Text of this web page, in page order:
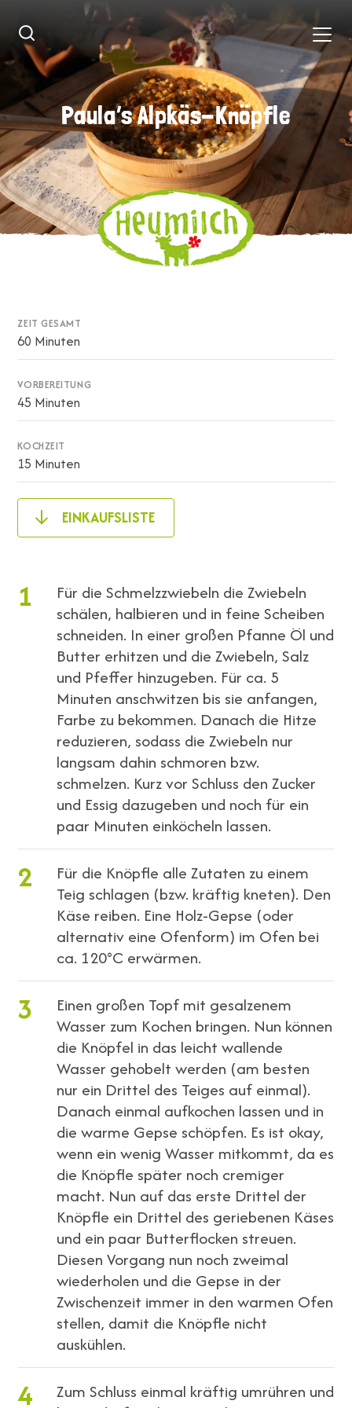
Paula’s Alpkäs-Knöpfle
Paula’s Alpkäs-Knöpfle
ZEIT GESAMT
60 Minuten
VORBEREITUNG
45 Minuten
KOCHZEIT
15 Minuten
EINKAUFSLISTE
1
Für die Schmelzzwiebeln die Zwiebeln
schälen, halbieren und in feine Scheiben
schneiden. In einer großen Pfanne Öl und
Butter erhitzen und die Zwiebeln, Salz
und Pfeffer hinzugeben. Für ca. 5
Minuten anschwitzen bis sie anfangen,
Farbe zu bekommen. Danach die Hitze
reduzieren, sodass die Zwiebeln nur
langsam dahin schmoren bzw.
schmelzen. Kurz vor Schluss den Zucker
und Essig dazugeben und noch für ein
paar Minuten einköcheln lassen.
2
Für die Knöpfle alle Zutaten zu einem
Teig schlagen (bzw. kräftig kneten). Den
Käse reiben. Eine Holz-Gepse (oder
alternativ eine Ofenform) im Ofen bei
ca. 120°C erwärmen.
3
Einen großen Topf mit gesalzenem
Wasser zum Kochen bringen. Nun können
die Knöpfel in das leicht wallende
Wasser gehobelt werden (am besten
nur ein Drittel des Teiges auf einmal).
Danach einmal aufkochen lassen und in
die warme Gepse schöpfen. Es ist okay,
wenn ein wenig Wasser mitkommt, da es
die Knöpfle später noch cremiger
macht. Nun auf das erste Drittel der
Knöpfle ein Drittel des geriebenen Käses
und ein paar Butterflocken streuen.
Diesen Vorgang nun noch zweimal
wiederholen und die Gepse in der
Zwischenzeit immer in den warmen Ofen
stellen, damit die Knöpfle nicht
auskühlen.
4
Zum Schluss einmal kräftig umrühren und